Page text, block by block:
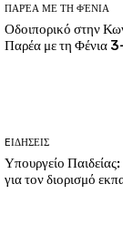
ΠΑΡΈΑ ΜΕ ΤΗ ΦΈΝΙΑ
Οδοιπορικό στην
Παρέα με τη Φένια
EΙΔΗΣΕΙΣ
Υπουργείο Παιδείας:
για τον διορισμό